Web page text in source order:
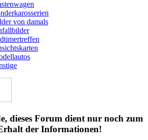
von damals
dieses Forum dient nur noch zum
der Informationen!